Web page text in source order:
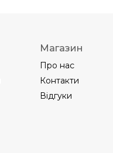
Магазин
Про нас
Контакти
Відгуки